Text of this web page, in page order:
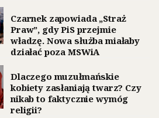
Czarnek zapowiada „Straż
Praw”, gdy PiS przejmie
władzę. Nowa służba miałaby
działać poza MSWiA
Dlaczego muzułmańskie
kobiety zasłaniają twarz? Czy
nikab to faktycznie wymóg
religii?